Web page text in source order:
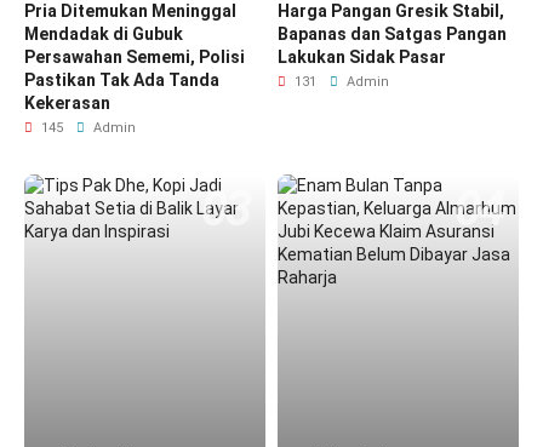
Pria Ditemukan Meninggal
Mendadak di Gubuk
Persawahan Sememi, Polisi
Pastikan Tak Ada Tanda
Kekerasan
145 Admin
Harga Pangan Gresik Stabil,
Bapanas dan Satgas Pangan
Lakukan Sidak Pasar
131 Admin